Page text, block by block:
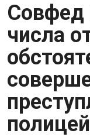
Совфед
числа